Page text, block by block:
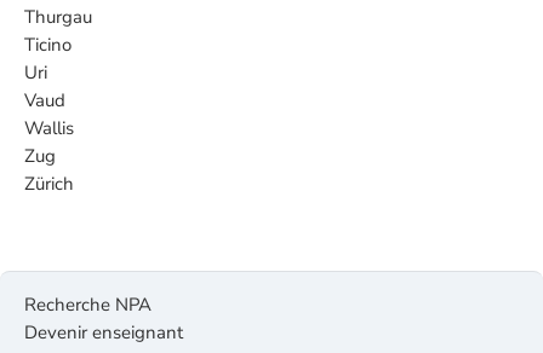
Thurgau
Ticino
Uri
Vaud
Wallis
Zug
Zürich
Recherche NPA
Devenir enseignant